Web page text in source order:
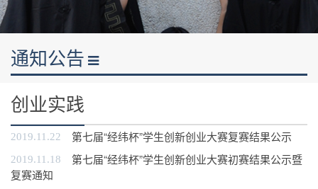
通知公告
创业实践
2019.11.22 第七届“经纬杯”学生创新创业大赛复赛结果公示
2019.11.18
第七届“经纬杯”学生创新创业大赛初赛结果公示暨
复赛通知